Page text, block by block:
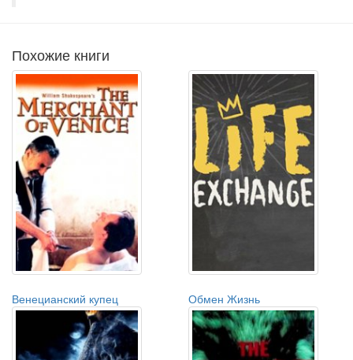
Похожие книги
Венецианский купец Обмен Жизнь